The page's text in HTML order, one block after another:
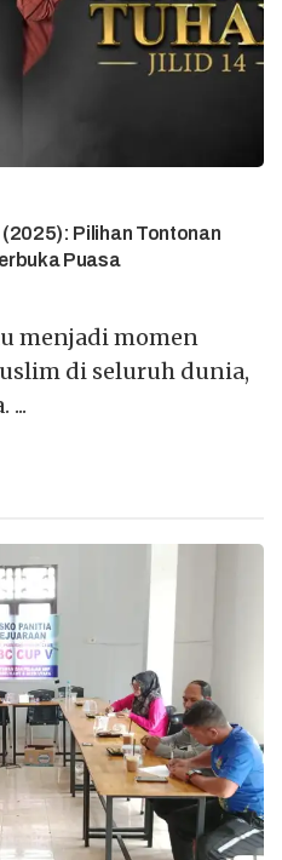
Pilihan Tontonan
Puasa
menjadi momen
di seluruh dunia,
...